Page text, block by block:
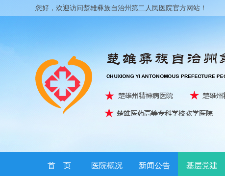
您好，欢迎访问楚雄彝族自治州第二人民医院官方网站！
首 页 医院概况 新闻公告 基层党建